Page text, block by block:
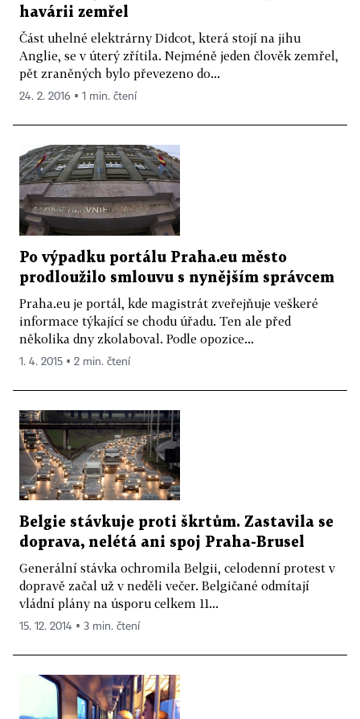
havárii zemřel
Část uhelné elektrárny Didcot, která stojí na jihu
Anglie, se v úterý zřítila. Nejméně jeden člověk zemřel,
pět zraněných bylo převezeno do...
24. 2. 2016 ▪ 1 min. čtení
Po výpadku portálu Praha.eu město
prodloužilo smlouvu s nynějším správcem
Praha.eu je portál, kde magistrát zveřejňuje veškeré
informace týkající se chodu úřadu. Ten ale před
několika dny zkolaboval. Podle opozice...
1. 4. 2015 ▪ 2 min. čtení
Belgie stávkuje proti škrtům. Zastavila se
doprava, nelétá ani spoj Praha-Brusel
Generální stávka ochromila Belgii, celodenní protest v
dopravě začal už v neděli večer. Belgičané odmítají
vládní plány na úsporu celkem 11...
15. 12. 2014 ▪ 3 min. čtení